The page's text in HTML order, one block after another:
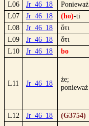
L06
Jr_46_18 Ponieważ
L07
Jr_46_18 (ho)-ti
L08
Jr_46_18 ὅτι
L09
Jr_46_18 ὅτι
L10
Jr_46_18 bo
L11 Jr_46_18
że;
ponieważ
L12 Jr_46_18 (G3754)